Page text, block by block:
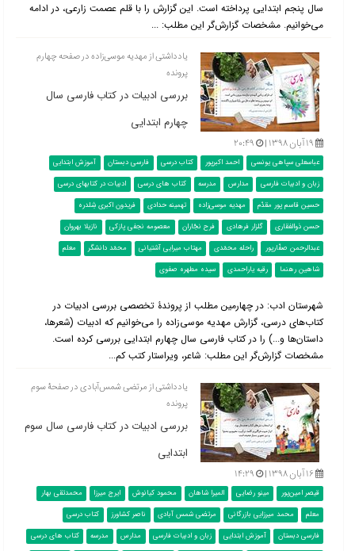
سال پنجم ابتدایی پرداخته است. این گزارش را با قلم عصمت زارعی، در ادامه
می‌خوانیم. مشخصات گزارش‌گر این مطلب: ...
یادداشتی از مهدیه موسی‌زاده در صفحه چهارم
پرونده
بررسی ادبیات در کتاب فارسی سال
چهارم ابتدایی
۱۹ آبان ۱۳۹۸ | ۲۰:۴۹
عباسعلی سپاهی یونسی احمد اکبرپور کتاب درسی فارسی دبستان
آموزش ابتدایی
زبان و ادبیات فارسی
مدارس مدرسه کتاب های درسی
ادبیات در کتابهای درسی
حسین قاسم پور مقدّم
مهدیه موسی‌زاده تهمینه حدادی
فریدون اکبری شِلدره
حسن ذوالفقاری
گلزار فرهادی فرح نجّاران معصومه نجفی پازکی
نازیلا بهروان
عبدالرحمن صفّارپور
راحله محمّدی مهتاب میرایی آشتیانی محمّد دانشگر
معلم
شاهین رهنما
رقیه یاراحمدی سیده مطهره صفوی
شهرستان ادب: در چهارمین مطلب از پروندۀ تخصصی بررسی ادبیات در
کتاب‌‌های درسی، گزارش مهدیه موسی‌زاده را می‌خوانیم که ادبیات (شعرها،
داستان‌ها و...) را در کتاب فارسی سال چهارم ابتدایی بررسی کرده است.
مشخصات گزارش‌گر این مطلب: شاعر، ویراستار کتب کم...
یادداشتی از مرتضی شمس‌آبادی در صفحۀ سوم
پرونده
بررسی ادبیات در کتاب فارسی سال سوم
ابتدایی
۱۶ آبان ۱۳۹۸ | ۱۴:۲۹
قیصر امین‌پور مینو رضایی المیرا شاهان محمود کیانوش ایرج میرزا
محمدتقی بهار
معلم
محمد میرزایی بازرگانی مرتضی شمس آبادی ناصر کشاورز
کتاب درسی
فارسی دبستان
آموزش ابتدایی زبان و ادبیات فارسی مدارس مدرسه
کتاب های درسی